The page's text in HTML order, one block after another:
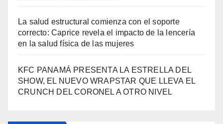
La salud estructural comienza con el soporte
correcto: Caprice revela el impacto de la lencería
en la salud física de las mujeres
KFC PANAMÁ PRESENTA LA ESTRELLA DEL
SHOW, EL NUEVO WRAPSTAR QUE LLEVA EL
CRUNCH DEL CORONEL A OTRO NIVEL